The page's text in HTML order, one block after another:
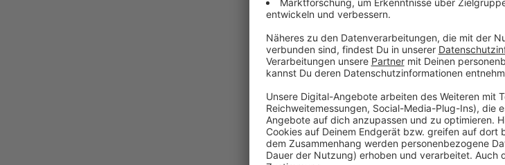
Was ist, wenn eine
Hochrisikogebiet wird?
Anzeige
Zu Beginn der Corona-
Entwicklungen für Reisende
immer kostenfrei stornieren.
Lage im Urlaubsland ändern